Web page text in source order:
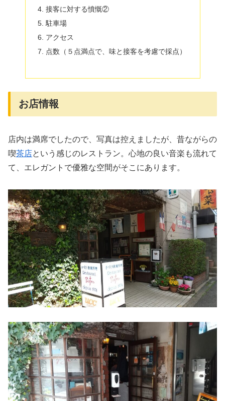
接客に対する憤慨②
駐車場
アクセス
点数（５点満点で、味と接客を考慮で採点）
お店情報
店内は満席でしたので、写真は控えましたが、昔ながらの
喫茶店という感じのレストラン。心地の良い音楽も流れて
て、エレガントで優雅な空間がそこにあります。